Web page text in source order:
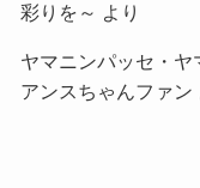
彩りを～ より
ヤマニンパッセ・
アンスちゃんファン